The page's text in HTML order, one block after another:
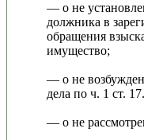
— о не
должника в
обращения
имущество;
— о не
дела по ч. 1 ст.
— о не